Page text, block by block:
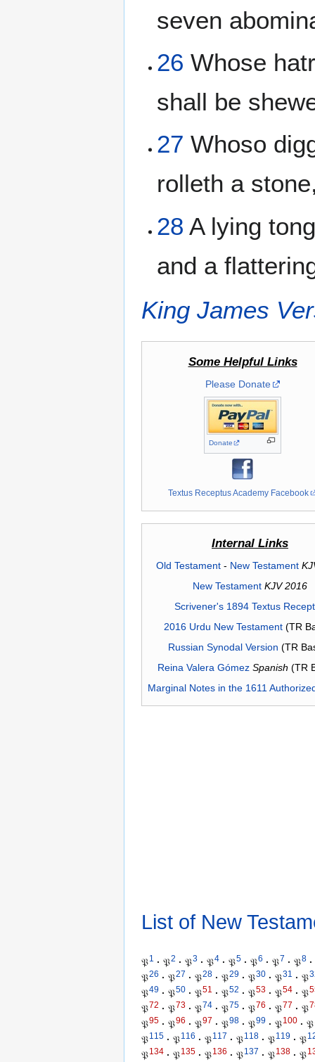
seven
26 Whose
shall be
27 Whoso
rolleth a
28 A lying
and a
King James
Some Helpful Links
Please Donate
Donate
Textus Receptus Academy Facebook
Internal Links
Old Testament- New Testament
New Testament KJV 2016
Scrivener's 1894 Textus
2016 Urdu New Testament(TR
Russian Synodal Version (TR
Reina Valera Gómez Spanish (TR
Marginal Notes in the 1611
List of New
𝔓1 · 𝔓2 · 𝔓3 · 𝔓4 · 𝔓5 · 𝔓6 · 𝔓7 · 𝔓8 ·
𝔓26 · 𝔓27 · 𝔓28 · 𝔓29 · 𝔓30 · 𝔓31 · 𝔓
𝔓49 · 𝔓50 · 𝔓51 · 𝔓52 · 𝔓53 · 𝔓54 · 𝔓
𝔓72 · 𝔓73 · 𝔓74 · 𝔓75 · 𝔓76 · 𝔓77 · 𝔓
𝔓95 · 𝔓96 · 𝔓97 · 𝔓98 · 𝔓99 · 𝔓100 · 𝔓
𝔓115 · 𝔓116 · 𝔓117 · 𝔓118 · 𝔓119 · 𝔓
𝔓134 · 𝔓135 · 𝔓136 · 𝔓137 · 𝔓138 · 𝔓